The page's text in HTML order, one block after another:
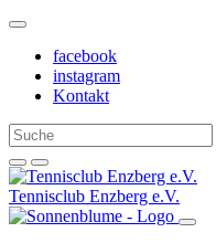
Weiter
Inhalt
facebook
instagram
Kontakt
Tennisclub Enzberg e.V.